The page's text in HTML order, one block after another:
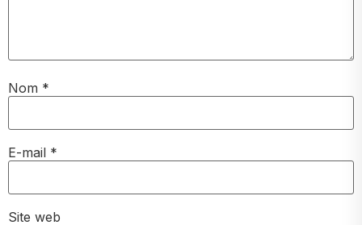
Nom *
E-mail *
Site web